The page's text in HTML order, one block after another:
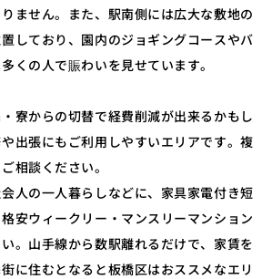
ません。また、駅南側には広大な敷地の
置しており、園内のジョギングコースやバ
くの人で賑わいを見せています。
寮からの切替で経費削減が出来るかもし
出張にもご利用しやすいエリアです。複
相談ください。
人の一人暮らしなどに、家具家電付き短
安ウィークリー・マンスリーマンション
。山手線から数駅離れるだけで、家賃を
に住むとなると板橋区はおススメなエリ